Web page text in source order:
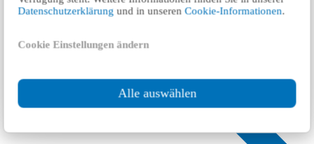
Datenschutzerklärung und in unserenCookie-Informationen.
Cookie Einstellungen ändern
Alle auswählen